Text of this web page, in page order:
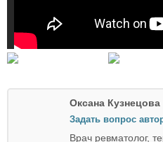
Оксана Кузнецова
Задать вопрос
Врач ревматолог,